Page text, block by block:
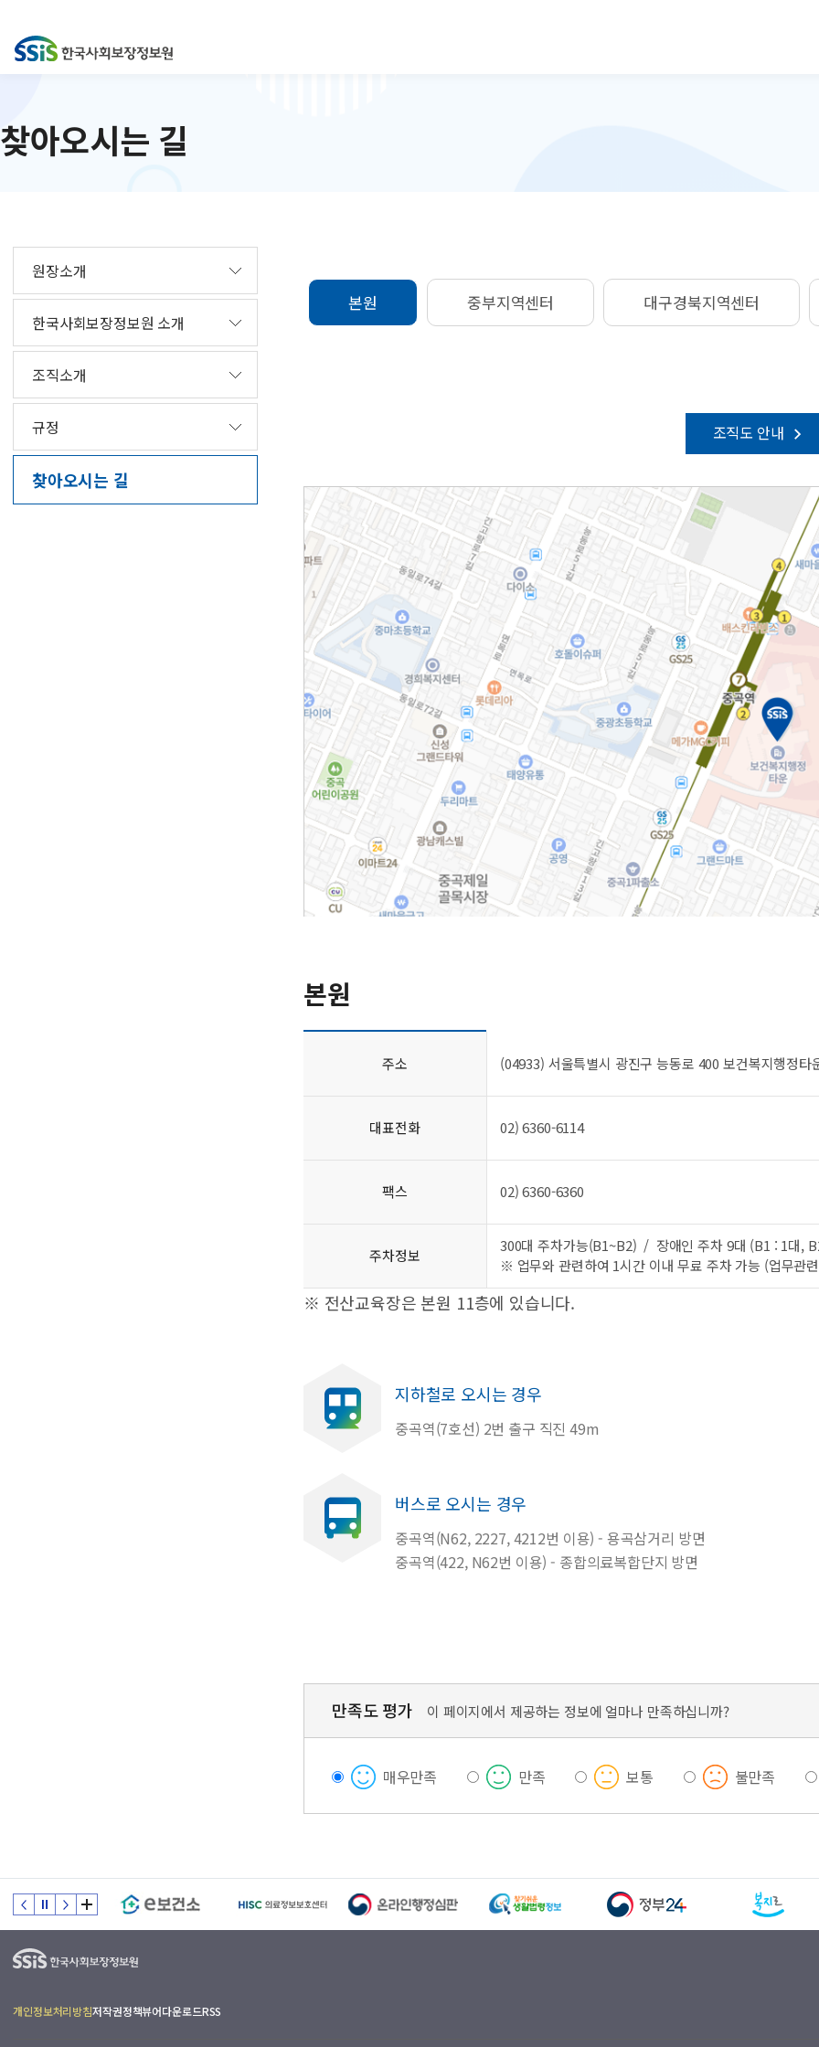
찾아오시는 길
원장소개
한국사회보장정보원 소개
조직소개
규정
찾아오시는 길
본원 중부지역센터 대구경북지역센터
조직도 안내
본원
주소 (04933) 서울특별시 광진구 능동로 400 보건복지행정타
대표전화 02) 6360-6114
팩스 02) 6360-6360
주차정보
300대 주차가능(B1~B2) / 장애인 주차 9대 (B1 : 1대,
※ 업무와 관련하여 1시간 이내 무료 주차 가능 (업무관
※ 전산교육장은 본원 11층에 있습니다.
지하철로 오시는 경우
중곡역(7호선) 2번 출구 직진 49m
버스로 오시는 경우
중곡역(N62, 2227, 4212번 이용) - 용곡삼거리 방면
중곡역(422, N62번 이용) - 종합의료복합단지 방면
만족도 평가 이 페이지에서 제공하는 정보에 얼마나 만족하십니까?
매우만족 만족 보통 불만족
개인정보처리방침저작권정책뷰어다운로드RSS